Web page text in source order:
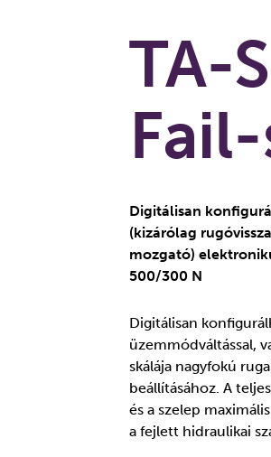
TA-
Digitálisan
(kizárólag
mozgató)
500/300 N
Digitálisan
üzemmódváltással,
skálája nagyfokú
beállításához. A
és a szelep
a fejlett hidraulikai